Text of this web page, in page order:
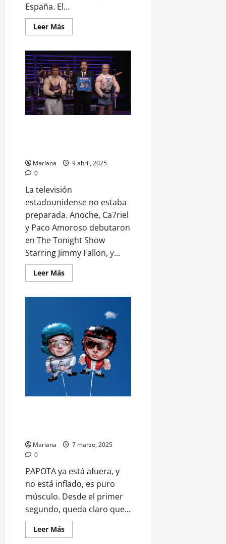
España. El...
Leer Más
Mariana
9 abril, 2025
0
La televisión
estadounidense no estaba
preparada. Anoche, Ca7riel
y Paco Amoroso debutaron
en The Tonight Show
Starring Jimmy Fallon, y...
Leer Más
Mariana
7 marzo, 2025
0
PAPOTA ya está afuera, y
no está inflado, es puro
músculo. Desde el primer
segundo, queda claro que...
Leer Más